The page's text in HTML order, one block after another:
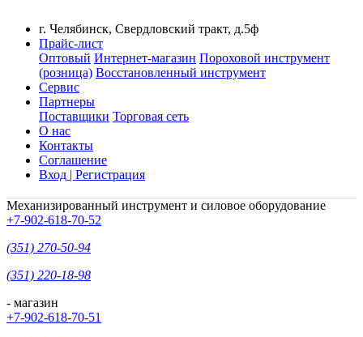
г. Челябинск, Свердловский тракт, д.5ф
Прайс-лист
Оптовый Интернет-магазин Пороховой инструмент
(розница) Восстановленный инструмент
Сервис
Партнеры
Поставщики Торговая сеть
О нас
Контакты
Соглашение
Вход | Регистрация
Механизированный инструмент и силовое оборудование
+7-902-618-70-52
(351) 270-50-94
(351) 220-18-98
- магазин
+7-902-618-70-51